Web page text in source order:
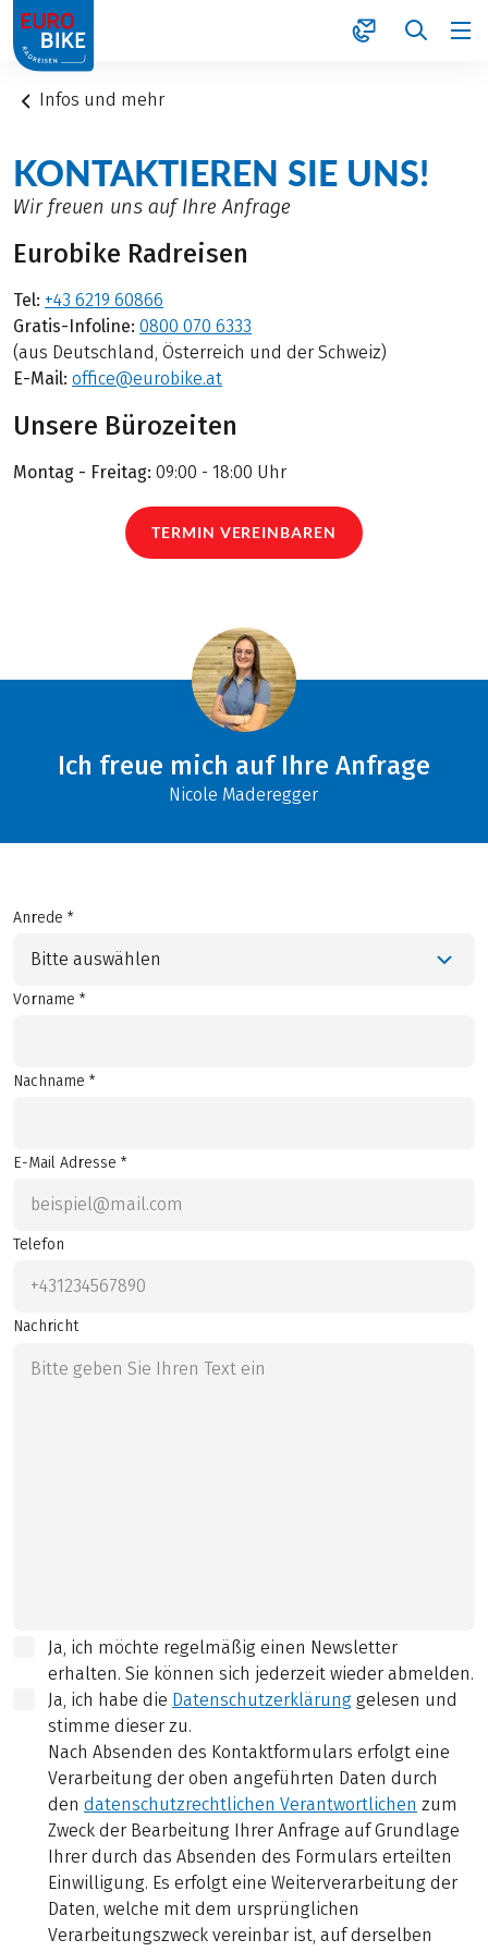
1
Infos und mehr
KONTAKTIEREN SIE UNS!
Wir freuen uns auf Ihre Anfrage
Eurobike Radreisen
Tel: +43 6219 60866
Gratis-Infoline: 0800 070 6333
(aus Deutschland, Österreich und der Schweiz)
E-Mail: office@eurobike.at
Unsere Bürozeiten
Montag - Freitag: 09:00 - 18:00 Uhr
TERMIN VEREINBAREN
Ich freue mich auf Ihre Anfrage
Nicole Maderegger
Anrede *
Bitte auswählen
Vorname *
Nachname *
E-Mail Adresse *
Telefon
Nachricht
Ja, ich möchte regelmäßig einen Newsletter
erhalten. Sie können sich jederzeit wieder abmelden.
Ja, ich habe die Datenschutzerklärung gelesen und
stimme dieser zu.
Nach Absenden des Kontaktformulars erfolgt eine
Verarbeitung der oben angeführten Daten durch
den datenschutzrechtlichen Verantwortlichen zum
Zweck der Bearbeitung Ihrer Anfrage auf Grundlage
Ihrer durch das Absenden des Formulars erteilten
Einwilligung. Es erfolgt eine Weiterverarbeitung der
Daten, welche mit dem ursprünglichen
Verarbeitungszweck vereinbar ist, auf derselben